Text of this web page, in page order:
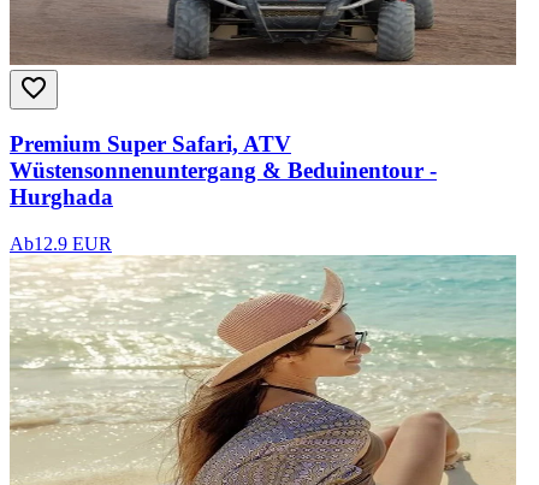
Premium Super Safari, ATV
Wüstensonnenuntergang & Beduinentour -
Hurghada
Ab12.9 EUR